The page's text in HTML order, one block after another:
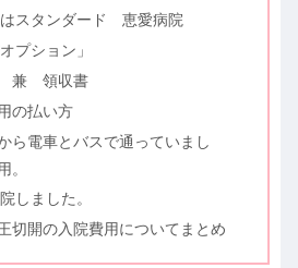
スタンダード 恵愛病院
プション」
兼 領収書
の払い方
ら電車とバスで通っていまし
。
しました。
開の入院費用についてまとめ